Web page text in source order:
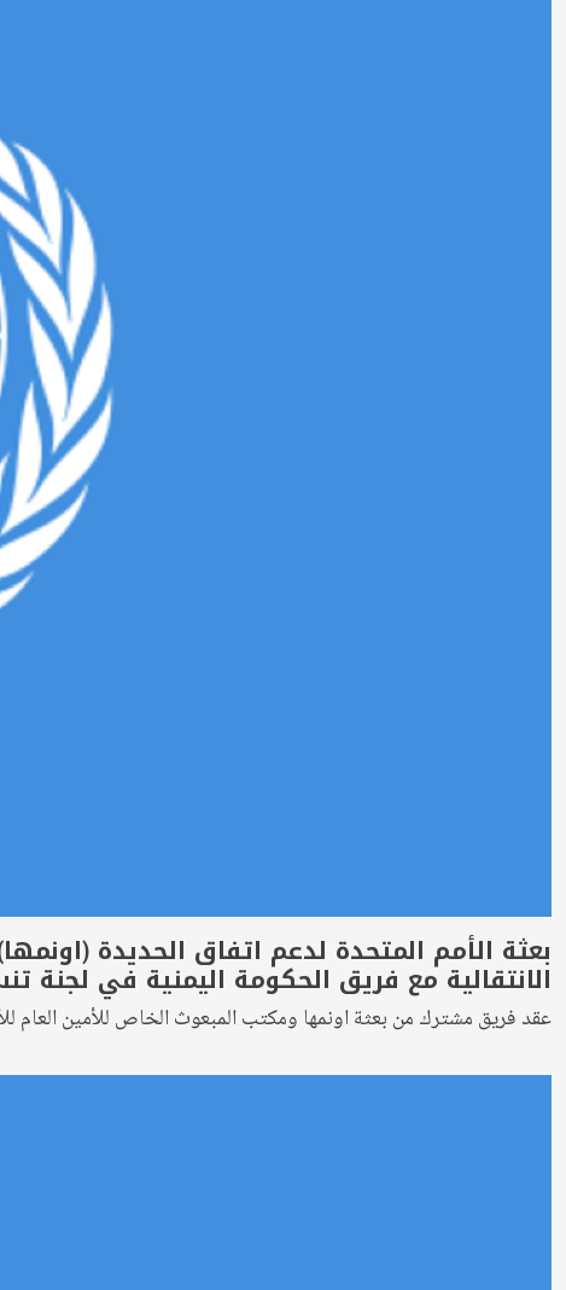
بعثة الأمم المتحدة لدعم اتفاق الحديدة
الانتقالية مع فريق الحكومة اليمنية في لجنة
عقد فريق مشترك من بعثة اونمها ومكتب المبعوث الخاص للأمين العام